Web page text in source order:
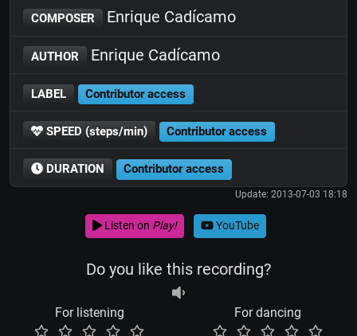
COMPOSER Enrique Cadícamo
AUTHOR Enrique Cadícamo
LABEL Contributor access
SPEED (steps/min) Contributor access
DURATION Contributor access
Update: 2013-07-03 18:18
Listen on Play! YouTube
Do you like this recording?
For listening For dancing